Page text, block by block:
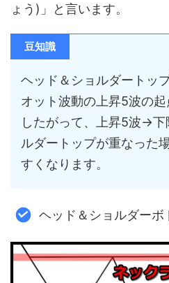
ょう)」と言います。
豆知識
ヘッド＆ショルダートッ
オット波動の上昇5波の起
したがって、上昇5波→下
ルダートップが重なった
すくなります。
ヘッド＆ショルダーボ